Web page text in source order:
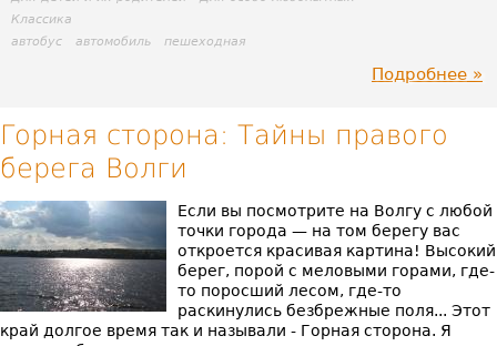
Классика
автобус
автомобиль пешеходная
Подробнее
Горная сторона: Тайны правого
берега Волги
Если вы посмотрите на Волгу с любой
точки города — на том берегу вас
откроется красивая картина! Высокий
берег, порой с меловыми горами, где-
то поросший лесом, где-то
раскинулись безбрежные поля... Этот
край долгое время так и называли - Горная сторона. Я